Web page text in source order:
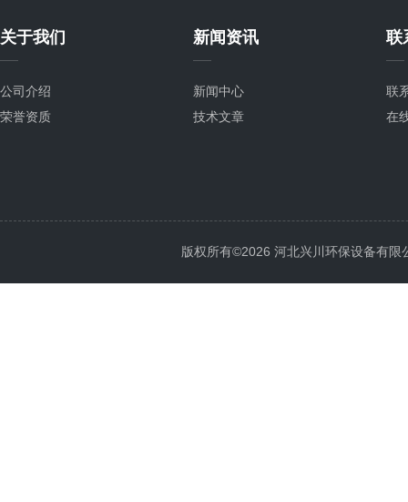
关于我们
公司介绍
荣誉资质
新闻资讯
新闻中心
技术文章
联
联
在
版权所有©2026 河北兴川环保设备有